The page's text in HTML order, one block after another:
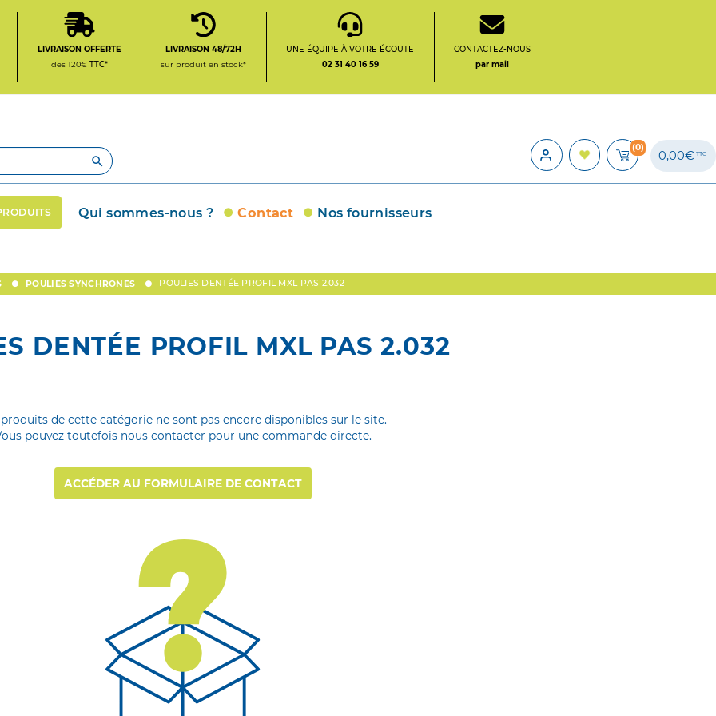
LIVRAISON OFFERTE
dès 120€ TTC*
LIVRAISON 48/72H
sur produit en stock*
UNE ÉQUIPE À VOTRE ÉCOUTE
02 31 40 16 59
CONTACTEZ-NOUS
par mail

(0)
0,00€TTC
Qui sommes-nous ? Contact Nos fournisseurs
POULIES SYNCHRONES POULIES DENTÉE PROFIL MXL PAS 2.032
DENTÉE PROFIL MXL PAS 2.032
produits de cette catégorie ne sont pas encore disponibles sur le site.
pouvez toutefois nous contacter pour une commande directe.
ACCÉDER AU FORMULAIRE DE CONTACT